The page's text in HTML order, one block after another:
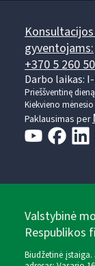
gyventojams:
+370 5 260
Darbo laikas: I-
Prieššventinę
Kiekvieno
Paklausimas per
Valstybinė
Respublikos
Biudžetinė įstaiga.